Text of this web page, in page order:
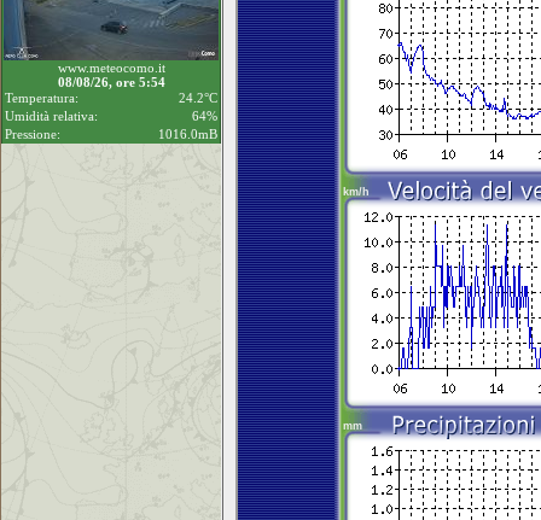
www.meteocomo.it
08/08/26, ore 5:54
Temperatura:
24.2°C
Umidità relativa:
64%
Pressione:
1016.0mB